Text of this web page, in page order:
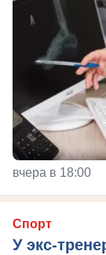
вчера в 18:00
Спорт
У экс-